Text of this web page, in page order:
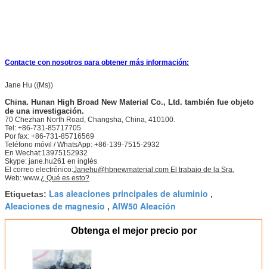
Contacte con nosotros para obtener más información:
Jane Hu ((Ms))
China. Hunan High Broad New Material Co., Ltd. también fue objeto
de una investigación.
70 Chezhan North Road, Changsha, China, 410100.
Tel: +86-731-85717705
Por fax: +86-731-85716569
Teléfono móvil / WhatsApp: +86-139-7515-2932
En Wechat:13975152932
Skype: jane.hu261 en inglés
El correo electrónico:Janehu@hbnewmaterial.com El trabajo de la Sra.
Web: www.¿ Qué es esto?
Etiquetas: Las aleaciones principales de aluminio ,
Aleaciones de magnesio , AlW50 Aleación
Obtenga el mejor precio por